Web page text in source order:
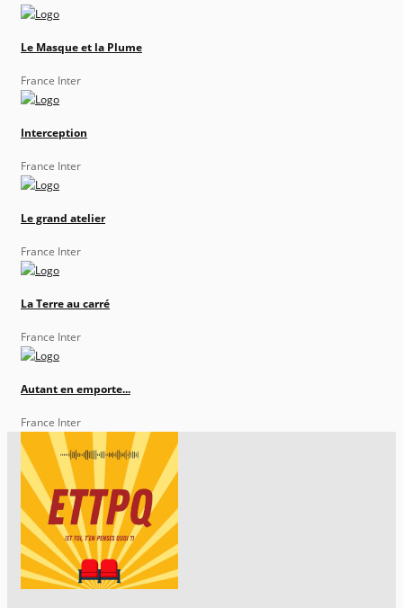
Le Masque et la Plume
France Inter
Interception
France Inter
Le grand atelier
France Inter
La Terre au carré
France Inter
Autant en emporte...
France Inter